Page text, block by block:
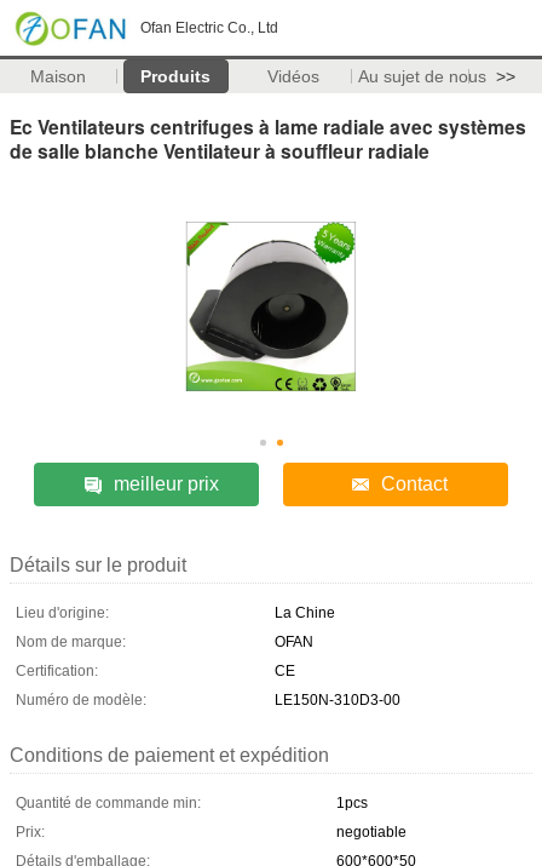
Ofan Electric Co., Ltd
Maison Produits Vidéos Au sujet de nous >>
Ec Ventilateurs centrifuges à lame radiale avec systèmes
de salle blanche Ventilateur à souffleur radiale
meilleur prix Contact
Détails sur le produit
Lieu d'origine:
La Chine
Nom de marque:
OFAN
Certification:
CE
Numéro de modèle:
LE150N-310D3-00
Conditions de paiement et expédition
Quantité de commande min:
1pcs
Prix:
negotiable
Détails d'emballage:
600*600*50